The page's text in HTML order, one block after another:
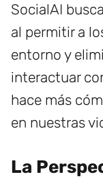
SocialAI
al permitir a
entorno y
interactuar
hace más
en nuestras
La